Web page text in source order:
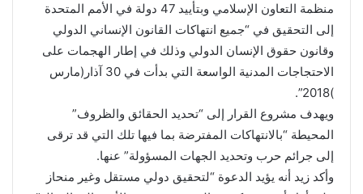
منظمة التعاون الإسلامي وبتأييد 47 دولة في الأمم المتحدة
إلى التحقيق في “جميع انتهاكات القانون الإنساني الدولي
وقانون حقوق الإنسان الدولي وذلك في إطار الهجمات على
الاحتجاجات المدنية الواسعة التي بدأت في 30 آذار(مارس
)2018”.
ويهدف مشروع القرار إلى “تحديد الحقائق والظروف”
المحيطة “بالانتهاكات المفترضة بما فيها تلك التي قد ترقى
إلى جرائم حرب وتحديد الجهات المسؤولة” عنها.
وأكد زيد أنه يؤيد الدعوة “لتحقيق دولي مستقل وغير منحاز